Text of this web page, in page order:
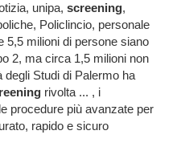
unipa, screening,
Policlincio, personale
5,5 milioni di persone siano
2, ma circa 1,5 milioni non
degli Studi di Palermo ha
rivolta ... , i
procedure più avanzate per
rapido e sicuro